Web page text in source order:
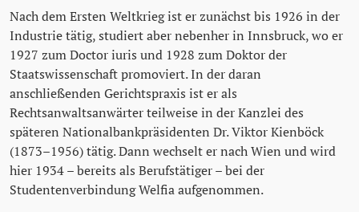
Nach dem Ersten Weltkrieg ist er zunächst bis 1926 in der
Industrie tätig, studiert aber nebenher in Innsbruck, wo er
1927 zum Doctor iuris und 1928 zum Doktor der
Staatswissenschaft promoviert. In der daran
anschließenden Gerichtspraxis ist er als
Rechtsanwaltsanwärter teilweise in der Kanzlei des
späteren Nationalbankpräsidenten Dr. Viktor Kienböck
(1873–1956) tätig. Dann wechselt er nach Wien und wird
hier 1934 – bereits als Berufstätiger – bei der
Studentenverbindung Welfia aufgenommen.